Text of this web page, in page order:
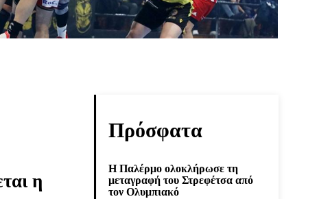
η
Πρόσφατα
Η Παλέρμο ολοκλήρωσε τη
μεταγραφή του Στρεφέτσα από
τον Ολυμπιακό